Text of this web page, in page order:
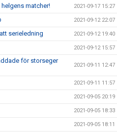
helgens matcher! 2021-09-17 15:27
2021-09-12 22:07
serieledning 2021-09-12 19:40
2021-09-12 15:57
för storseger
2021-09-11 12:47
2021-09-11 11:57
2021-09-05 20:19
2021-09-05 18:33
2021-09-05 18:11